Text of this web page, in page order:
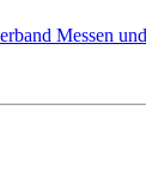
Messen